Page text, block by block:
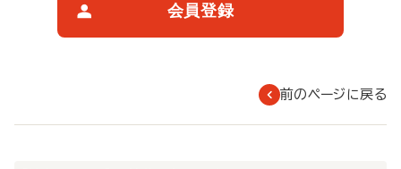
会員登録
前のページに戻る